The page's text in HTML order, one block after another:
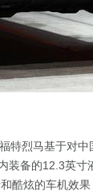
特烈马基于对
装备的12.3英寸
酷炫的车机效